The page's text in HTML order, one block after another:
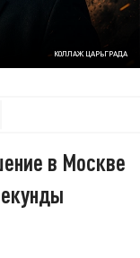
КОЛЛАЖ ЦАРЬГРАДА
в Москве